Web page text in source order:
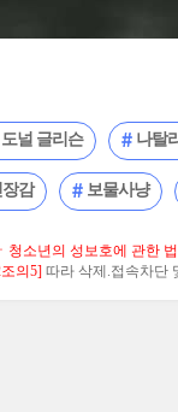
도널 글리슨 나탈
장감 보물사냥
청소년의 성보호에 관한
의5] 따라 삭제.접속차단